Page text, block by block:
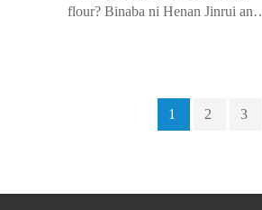
flour? Binaba ni Henan Jinrui ang
1 2 3